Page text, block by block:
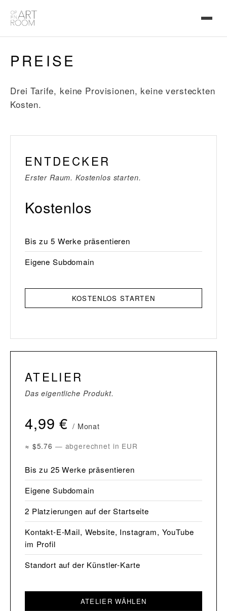
PREISE
Drei Tarife, keine Provisionen, keine versteckten
Kosten.
ENTDECKER
Erster Raum. Kostenlos starten.
Kostenlos
Bis zu 5 Werke präsentieren
Eigene Subdomain
KOSTENLOS STARTEN
ATELIER
Das eigentliche Produkt.
4,99 € / Monat
≈ $5.76 — abgerechnet in EUR
Bis zu 25 Werke präsentieren
Eigene Subdomain
2 Platzierungen auf der Startseite
Kontakt-E-Mail, Website, Instagram, YouTube
im Profil
Standort auf der Künstler-Karte
ATELIER WÄHLEN